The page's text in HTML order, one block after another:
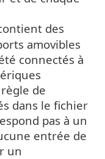
des
amovibles
connectés à
de
dans le fichier
pas à un
entrée de
un